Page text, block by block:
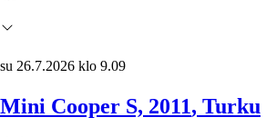
su 26.7.2026 klo 9.09
Mini Cooper S, 2011, Turku